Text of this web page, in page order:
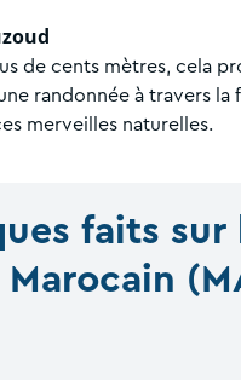
de cents mètres, cela
randonnée à travers la
merveilles naturelles.
faits sur
Marocain